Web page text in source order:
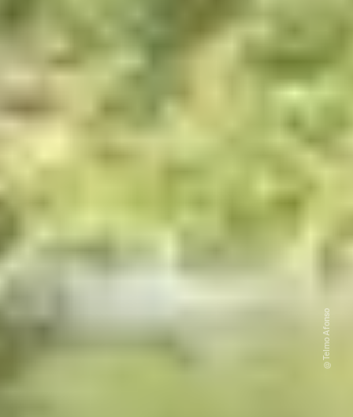
@ Telmo Afonso